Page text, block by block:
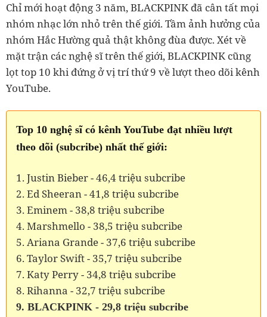
Chỉ mới hoạt động 3 năm, BLACKPINK đã cân tất mọi
nhóm nhạc lớn nhỏ trên thế giới. Tầm ảnh hưởng của
nhóm Hắc Hường quả thật không đùa được. Xét về
mặt trận các nghệ sĩ trên thế giới, BLACKPINK cũng
lọt top 10 khi đứng ở vị trí thứ 9 về lượt theo dõi kênh
YouTube.
Top 10 nghệ sĩ có kênh YouTube đạt nhiều lượt
theo dõi (subcribe) nhất thế giới:
1. Justin Bieber - 46,4 triệu subcribe
2. Ed Sheeran - 41,8 triệu subcribe
3. Eminem - 38,8 triệu subcribe
4. Marshmello - 38,5 triệu subcribe
5. Ariana Grande - 37,6 triệu subcribe
6. Taylor Swift - 35,7 triệu subcribe
7. Katy Perry - 34,8 triệu subcribe
8. Rihanna - 32,7 triệu subcribe
9. BLACKPINK - 29,8 triệu subcribe